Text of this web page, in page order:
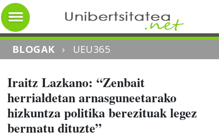
BLOGAK › UEU365
Iraitz Lazkano: “Zenbait
herrialdetan arnasguneetarako
hizkuntza politika berezituak legez
bermatu dituzte”